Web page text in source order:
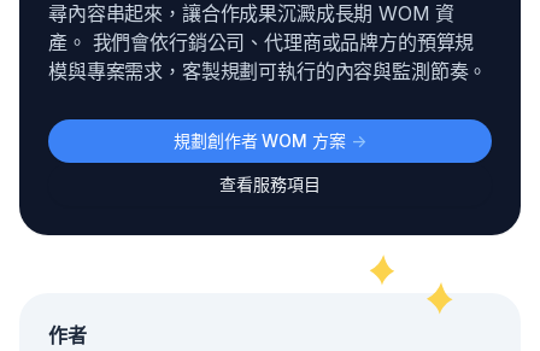
尋內容串起來，讓合作成果沉澱成長期 WOM 資
產。 我們會依行銷公司、代理商或品牌方的預算規
模與專案需求，客製規劃可執行的內容與監測節奏。
規劃創作者 WOM 方案 ->
查看服務項目
作者